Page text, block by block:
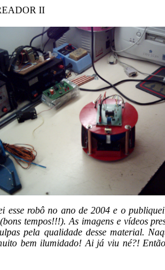
II
esse robô no ano de 2004 e o
tempos!!!). As imagens e vídeos
pela qualidade desse material.
bem ilumidado! Ai já viu né?!